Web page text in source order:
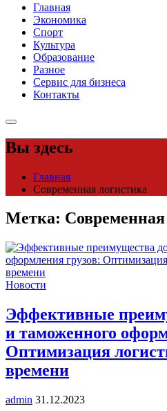
Главная
Экономика
Спорт
Культура
Образование
Разное
Сервис для бизнеса
Контакты
Вы здесь
Главная
Современная логистика
Метка:
Новости
Эффективные
и таможенного
Оптимизация
времени
admin 31.12.2023